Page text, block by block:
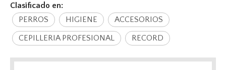
Clasificado en:
PERROS
HIGIENE ACCESORIOS
CEPILLERIA PROFESIONAL RECORD